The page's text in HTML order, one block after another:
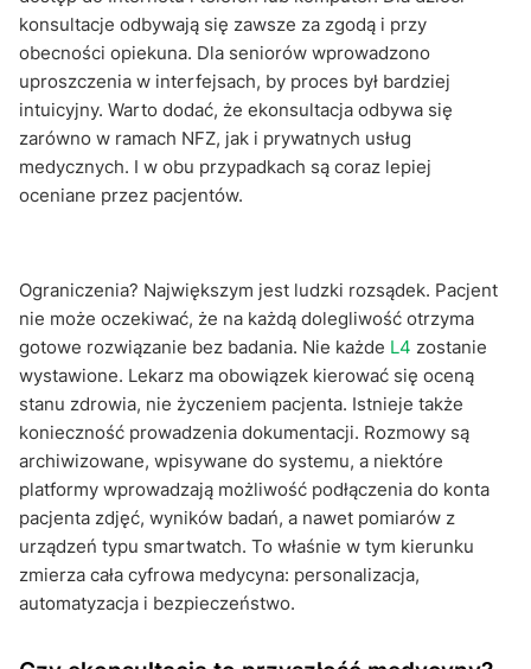
konsultacje odbywają się zawsze za zgodą i przy
obecności opiekuna. Dla seniorów wprowadzono
uproszczenia w interfejsach, by proces był bardziej
intuicyjny. Warto dodać, że ekonsultacja odbywa się
zarówno w ramach NFZ, jak i prywatnych usług
medycznych. I w obu przypadkach są coraz lepiej
oceniane przez pacjentów.
Ograniczenia? Największym jest ludzki rozsądek. Pacjent
nie może oczekiwać, że na każdą dolegliwość otrzyma
gotowe rozwiązanie bez badania. Nie każde L4 zostanie
wystawione. Lekarz ma obowiązek kierować się oceną
stanu zdrowia, nie życzeniem pacjenta. Istnieje także
konieczność prowadzenia dokumentacji. Rozmowy są
archiwizowane, wpisywane do systemu, a niektóre
platformy wprowadzają możliwość podłączenia do konta
pacjenta zdjęć, wyników badań, a nawet pomiarów z
urządzeń typu smartwatch. To właśnie w tym kierunku
zmierza cała cyfrowa medycyna: personalizacja,
automatyzacja i bezpieczeństwo.